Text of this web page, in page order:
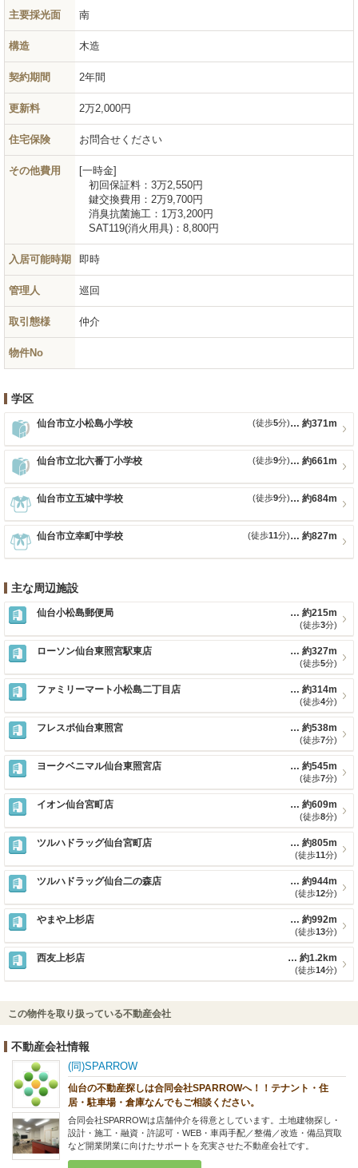
主要採光面 南
構造 木造
契約期間 2年間
更新料 2万2,000円
住宅保険 お問合せください
その他費用
一時金
初回保証料： 3万2,550円
鍵交換費用： 2万9,700円
消臭抗菌施工： 1万3,200円
SAT119(消火用具)： 8,800円
入居可能時期 即時
管理人 巡回
取引態様 仲介
物件No
学区
仙台市立小松島小学校 約371m
(徒歩5分)
仙台市立北六番丁小学校 約661m
(徒歩9分)
仙台市立五城中学校 約684m
(徒歩9分)
仙台市立幸町中学校 約827m
(徒歩11分)
主な周辺施設
仙台小松島郵便局 約215m
(徒歩3分)
ローソン仙台東照宮駅東店 約327m
(徒歩5分)
ファミリーマート小松島二丁目店 約314m
(徒歩4分)
フレスポ仙台東照宮 約538m
(徒歩7分)
ヨークベニマル仙台東照宮店 約545m
(徒歩7分)
イオン仙台宮町店 約609m
(徒歩8分)
ツルハドラッグ仙台宮町店 約805m
(徒歩11分)
ツルハドラッグ仙台二の森店 約944m
(徒歩12分)
やまや上杉店 約992m
(徒歩13分)
西友上杉店 約1.2km
(徒歩14分)
この物件を取り扱っている不動産会社
不動産会社情報
(同)SPARROW
仙台の不動産探しは合同会社SPARROWへ！！テナント・住
居・駐車場・倉庫なんでもご相談ください。
合同会社SPARROWは店舗仲介を得意としています。土地建物探し・
設計・施工・融資・許認可・WEB・車両手配／整備／改造・備品買取
など開業閉業に向けたサポートを充実させた不動産会社です。